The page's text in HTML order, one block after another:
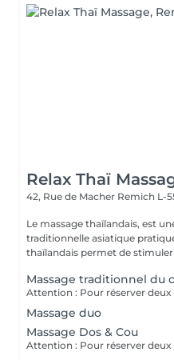
Relax Thaï
42, Rue de Macher Remich L-
Le massage thaïlandais, est
traditionnelle asiatique
thaïlandais permet de stimuler
Massage traditionnel du
Massage duo
Massage Dos & Cou